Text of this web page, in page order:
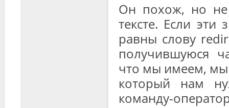
Он похож, но не
тексте. Если
равны слову
получившуюся
что мы имеем, мы
который нам
команду-